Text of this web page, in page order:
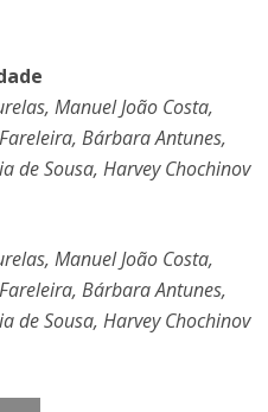
Manuel João Costa,
Bárbara Antunes,
de Sousa, Harvey Chochinov
Manuel João Costa,
Bárbara Antunes,
de Sousa, Harvey Chochinov